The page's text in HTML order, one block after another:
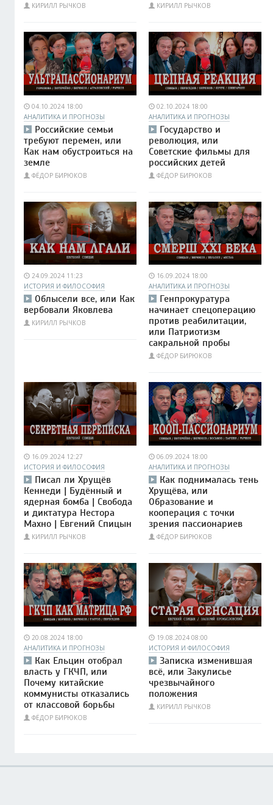
КИРИЛЛ РЫЧКОВ КИРИЛЛ РЫЧКОВ
04.10.2024 18:00
АНАЛИТИКА И ПРОГНОЗЫ
Российские семьи
требуют перемен, или
Как нам обустроиться на
земле
ФЁДОР БИРЮКОВ
02.10.2024 18:00
АНАЛИТИКА И ПРОГНОЗЫ
Государство и
революция, или
Советские фильмы для
российских детей
ФЁДОР БИРЮКОВ
24.09.2024 11:23
ИСТОРИЯ И ФИЛОСОФИЯ
Облысели все, или Как
вербовали Яковлева
КИРИЛЛ РЫЧКОВ
16.09.2024 18:00
АНАЛИТИКА И ПРОГНОЗЫ
Генпрокуратура
начинает спецоперацию
против реабилитации,
или Патриотизм
сакральной пробы
ФЁДОР БИРЮКОВ
16.09.2024 12:27
ИСТОРИЯ И ФИЛОСОФИЯ
Писал ли Хрущёв
Кеннеди | Будённый и
ядерная бомба | Свобода
и диктатура Нестора
Махно | Евгений Спицын
КИРИЛЛ РЫЧКОВ
06.09.2024 18:00
АНАЛИТИКА И ПРОГНОЗЫ
Как поднималась тень
Хрущёва, или
Образование и
кооперация с точки
зрения пассионариев
ФЁДОР БИРЮКОВ
20.08.2024 18:00
АНАЛИТИКА И ПРОГНОЗЫ
Как Ельцин отобрал
власть у ГКЧП, или
Почему китайские
коммунисты отказались
от классовой борьбы
ФЁДОР БИРЮКОВ
19.08.2024 08:00
ИСТОРИЯ И ФИЛОСОФИЯ
Записка изменившая
всё, или Закулисье
чрезвычайного
положения
КИРИЛЛ РЫЧКОВ